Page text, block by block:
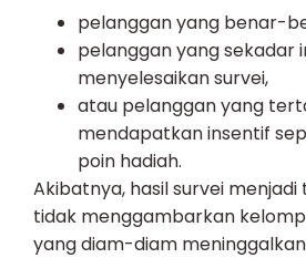
pelanggan yang benar-
pelanggan yang sekadar
menyelesaikan survei,
atau pelanggan yang
mendapatkan insentif
poin hadiah.
Akibatnya, hasil survei
tidak menggambarkan
yang diam-diam